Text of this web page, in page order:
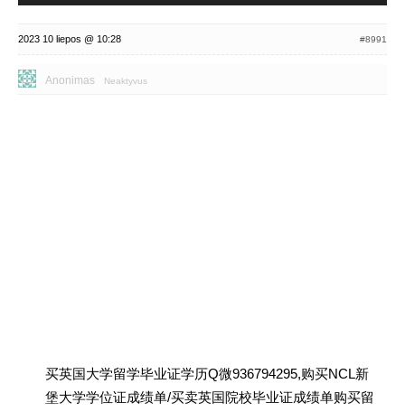
2023 10 liepos @ 10:28 #8991
Anonimas Neaktyvus
买英国大学留学毕业证学历Q微936794295,购买NCL新
堡大学学位证成绩单/买卖英国院校毕业证成绩单购买留